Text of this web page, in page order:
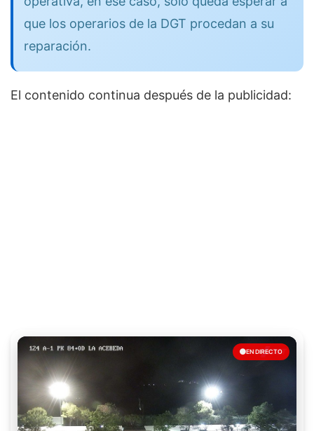
que los operarios de la DGT procedan a su
reparación.
El contenido continua después de la publicidad:
EN DIRECTO